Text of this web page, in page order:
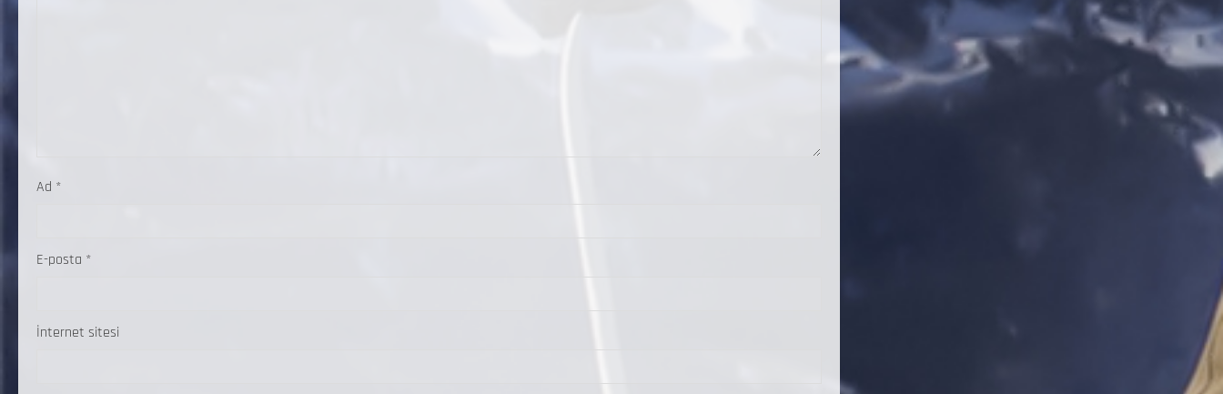
Ad *
E-posta *
İnternet sitesi
Teknik Kurul ve Alt Kurul
Üyelerimiz Belirlendi
18 Temmuz 2026
KAYAKLI KOŞU VE BİATHLON